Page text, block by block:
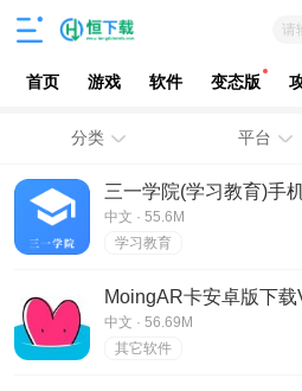
请
首页 游戏 软件 变态版
分类 平台
三一学院(学习教育)手
新版
中文 · 55.6M
学习教育
MoingAR卡安卓版下载
中文 · 56.69M
其它软件